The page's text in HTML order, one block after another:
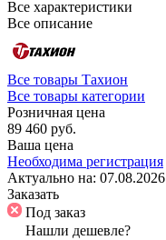
Все характеристики
Все описание
Все товары Тахион
Все товары категории
Розничная цена
89 460 руб.
Ваша цена
Необходима регистрация
Актуально на: 07.08.2026
Заказать
Под заказ
Нашли дешевле?